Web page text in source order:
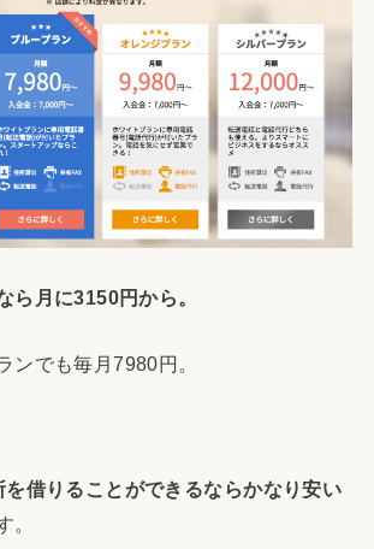
ら月に3150円から。
ンでも毎月7980円。
を借りることができるならかなり安い
。